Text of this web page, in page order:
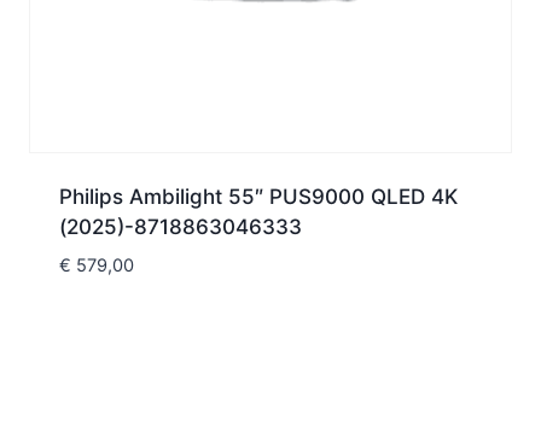
Philips Ambilight 55″ PUS9000 QLED 4K
(2025)-8718863046333
€ 579,00